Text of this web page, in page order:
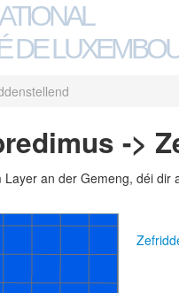
DE
->
an der Gemeng, déi